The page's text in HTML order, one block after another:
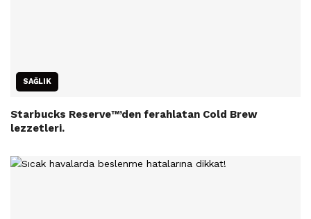
SAĞLIK
Starbucks Reserve™’den ferahlatan Cold Brew
lezzetleri.